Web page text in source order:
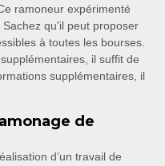
ramoneur expérimenté
qu'il peut proposer
à toutes les bourses.
il suffit de
supplémentaires, il
de
d’un travail de